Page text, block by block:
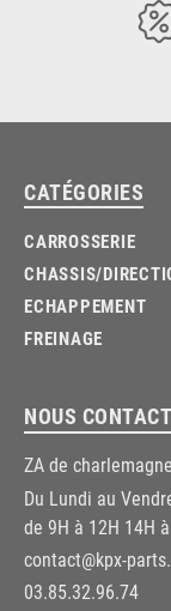
CATÉGORIES
CARROSSERIE
CHASSIS/
ECHAPPEMENT
FREINAGE
NOUS
ZA de
Du Lundi au
de 9H à 12H 14H
contact@kpx-
03.85.32.96.74